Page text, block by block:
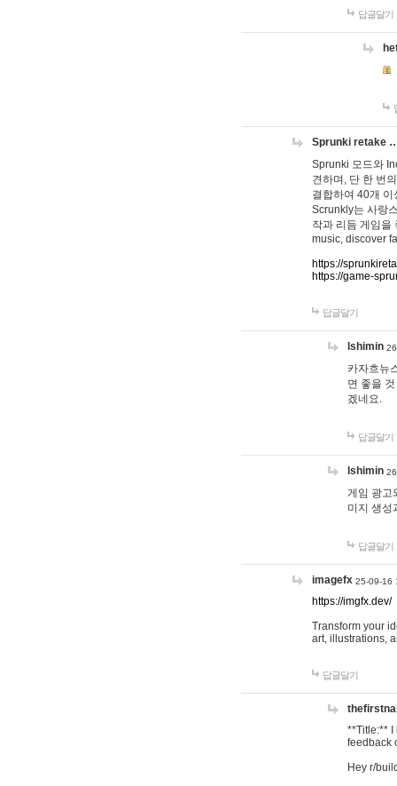
답글달기
Sprunki retake
Sprunki 모드와
견하며, 단 한 번
결합하여 40개
Scrunkly는 사랑
작과 리듬 게임을
music, discover
https://
https://game-
답글달기
lshimin
카자흐뉴
면 좋을
겠네요.
답글달기
lshimin
게임 광고
미지 생성
답글달기
imagefx 25-09-16
https://imgfx.dev/
Transform your
art, illustrations,
답글달기
**Title:** I
feedback
Hey r/